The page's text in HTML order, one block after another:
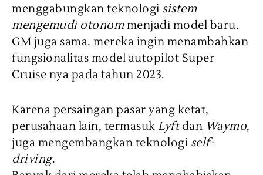
menggabungkan teknologi sistem
mengemudi otonommenjadi model baru.
GM juga sama. mereka ingin menambahkan
fungsionalitas model autopilot Super
Cruise nya pada tahun 2023.
Karena persaingan pasar yang ketat,
perusahaan lain, termasuk Lyftdan Waymo,
juga mengembangkan teknologi self-
driving.